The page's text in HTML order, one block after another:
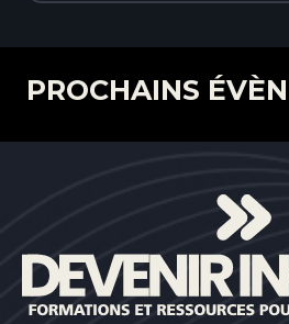
PROCHAINS